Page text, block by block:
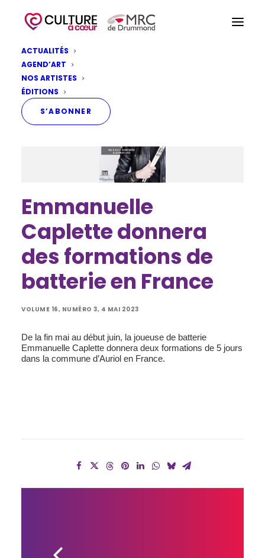
ACTUALITÉS
AGEND’ART
NOS ARTISTES
ÉDITIONS
S’ABONNER
Emmanuelle
Caplette donnera
des formations de
batterie en France
VOLUME 16, NUMÉRO 3, 4 MAI 2023
De la fin mai au début juin, la joueuse de batterie
Emmanuelle Caplette donnera deux formations de 5 jours
dans la commune d’Auriol en France.